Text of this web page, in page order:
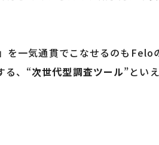
一気通貫でこなせるのもFelo
る、“次世代型調査ツール”とい